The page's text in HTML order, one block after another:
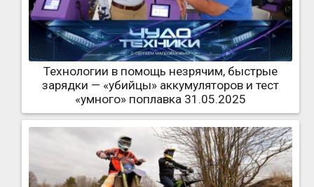
Технологии в помощь незрячим, быстрые
зарядки — «убийцы» аккумуляторов и тест
«умного» поплавка 31.05.2025